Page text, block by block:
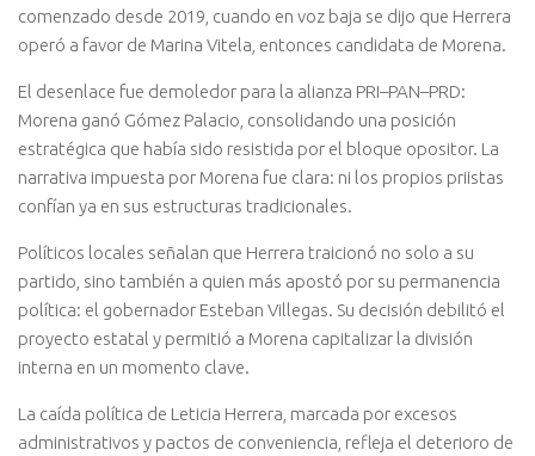
comenzado desde 2019, cuando en voz baja se dijo que Herrera
operó a favor de Marina Vitela, entonces candidata de Morena.
El desenlace fue demoledor para la alianza PRI–PAN–PRD:
Morena ganó Gómez Palacio, consolidando una posición
estratégica que había sido resistida por el bloque opositor. La
narrativa impuesta por Morena fue clara: ni los propios priistas
confían ya en sus estructuras tradicionales.
Políticos locales señalan que Herrera traicionó no solo a su
partido, sino también a quien más apostó por su permanencia
política: el gobernador Esteban Villegas. Su decisión debilitó el
proyecto estatal y permitió a Morena capitalizar la división
interna en un momento clave.
La caída política de Leticia Herrera, marcada por excesos
administrativos y pactos de conveniencia, refleja el deterioro de